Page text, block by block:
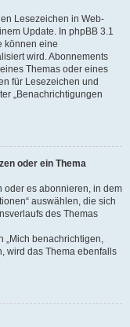
Lesezeichen in Web-
Update. In phpBB 3.1
können eine
wird. Abonnements
Themas oder eines
für Lesezeichen und
„Benachrichtigungen
oder ein Thema
oder es abonnieren, in dem
auswählen, die sich
des Themas
„Mich benachrichtigen,
wird das Thema ebenfalls